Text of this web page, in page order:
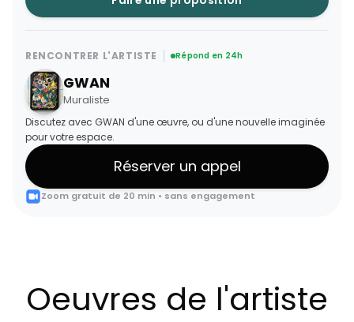
RENCONTRER L'ARTISTE Répond en 24h
GWAN
Muraliste
Discutez avec GWAN d'une œuvre, ou d'une nouvelle imaginée
pour votre espace.
Réserver un appel
Zoom gratuit de 20 min • sans engagement
Oeuvres de l'artiste